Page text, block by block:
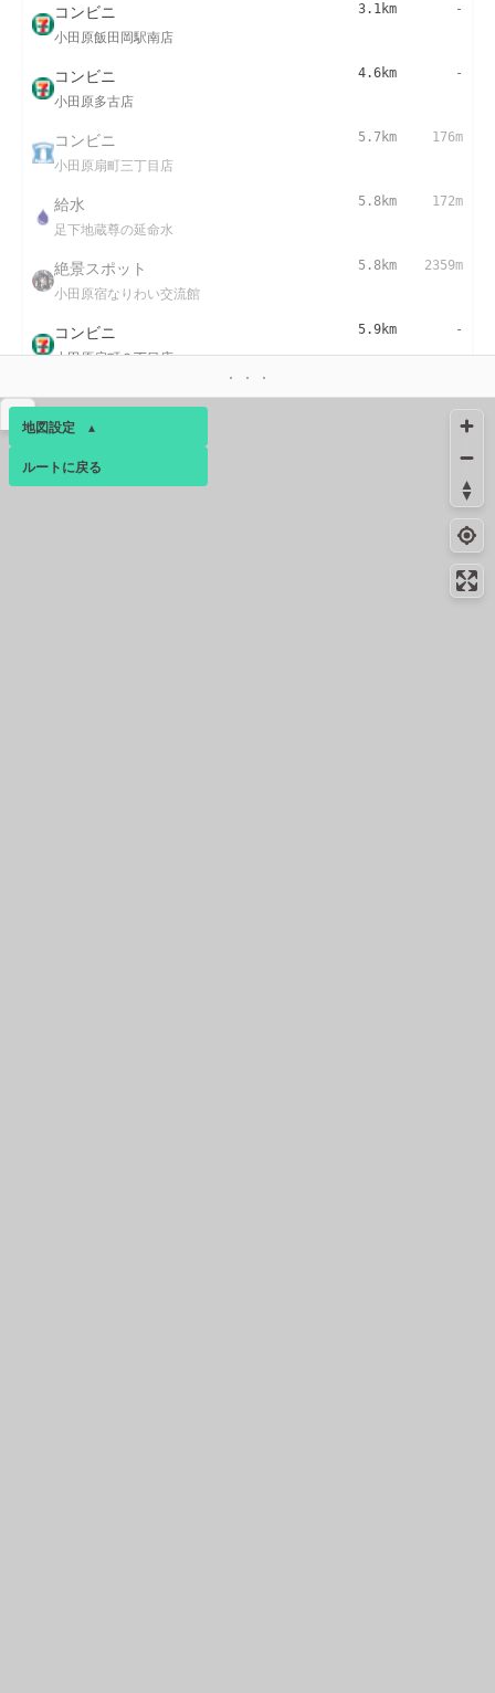
コンビニ
小田原飯田岡駅南店
3.1km -
コンビニ
小田原多古店
4.6km -
コンビニ
小田原扇町三丁目店
5.7km 176m
給水
足下地蔵尊の延命水
5.8km 172m
絶景スポット
小田原宿なりわい交流館
5.8km 2359m
コンビニ
小田原扇町２丁目店
5.9km -
地図設定 ▴
ベース ▴
ルートに戻る